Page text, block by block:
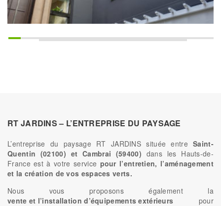
RT JARDINS – L’ENTREPRISE DU PAYSAGE
L’entreprise du paysage RT JARDINS située entreSaint-
Quentin (02100) et Cambrai (59400) dans les Hauts-de-
France est à votre service pour l’entretien, l’aménagement
et la création de vos espaces verts.
Nous vous proposons également la
vente et l’installation d’équipements extérieurs pour